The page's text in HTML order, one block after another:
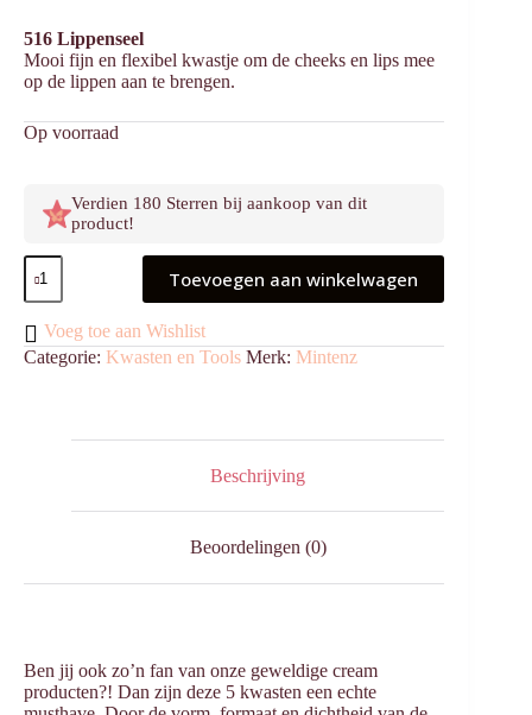
516 Lippenseel
Mooi fijn en flexibel kwastje om de cheeks en lips mee
op de lippen aan te brengen.
Op voorraad
Verdien 180 Sterren bij aankoop van dit
product!
Cream
Kwastenset
aantal
Toevoegen aan winkelwagen
Voeg toe aan Wishlist
Categorie: Kwasten en Tools Merk: Mintenz
Beschrijving
Beoordelingen (0)
Ben jij ook zo’n fan van onze geweldige cream
producten?! Dan zijn deze 5 kwasten een echte